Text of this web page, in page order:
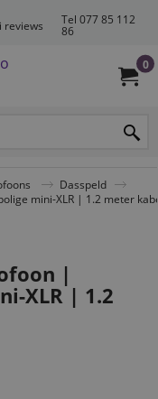
reviews
Tel 077 85 112
86
0
Dasspeld
mini-XLR | 1.2 meter
|
XLR | 1.2